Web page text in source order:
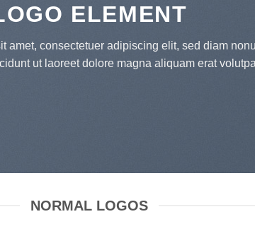
ELEMENT
amet, consectetuer adipiscing elit, sed diam
ut laoreet dolore magna aliquam erat
NORMAL LOGOS